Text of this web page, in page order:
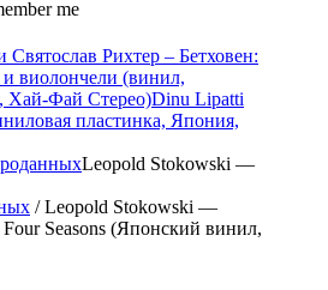
me
Рихтер – Бетховен:
виолончели (винил,
Хай-Фай Стерео)Dinu Lipatti
пластинка, Япония,
Leopold Stokowski —
/ Leopold Stokowski —
Seasons (Японский винил,